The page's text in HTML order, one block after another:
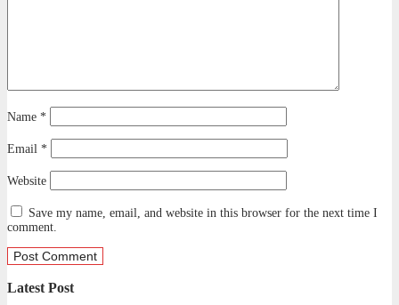
Name *
Email *
Website
Save my name, email, and website in this browser for the next time I
comment.
Latest Post